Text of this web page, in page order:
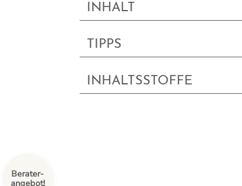
INHALT
TIPPS
INHALTSSTOFFE
Berater-
angebot!